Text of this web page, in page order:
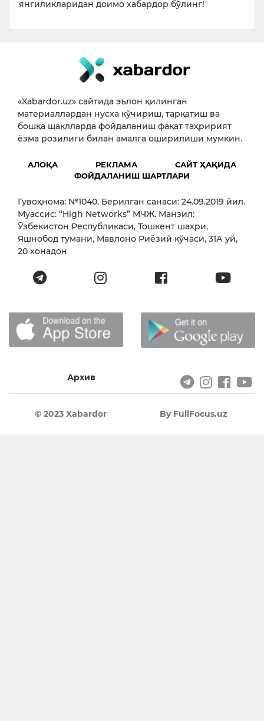
янгиликларидан доимо хабардор бўлинг!
«Xabardor.uz» сайтида эълон қилинган
материаллардан нусха кўчириш, тарқатиш ва
бошқа шаклларда фойдаланиш фақат таҳририят
ёзма розилиги билан амалга оширилиши мумкин.
АЛОҚА РЕКЛАМА
САЙТ ҲАҚИДА
ФОЙДАЛАНИШ ШАРТЛАРИ
Гувоҳнома: №1040. Берилган санаси: 24.09.2019 йил.
Муассис: “High Networks” МЧЖ. Манзил:
Ўзбекистон Республикаси, Тошкент шаҳри,
Яшнобод тумани, Мавлоно Риёзий кўчаси, 31А уй,
20 хонадон
Архив
© 2023 Xabardor By FullFocus.uz